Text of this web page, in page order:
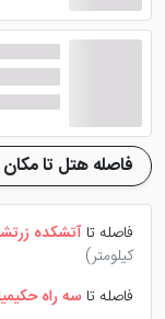
رستوران (سرو
کافی شاپ
سرویس،
حریق و ...
تاریخی خود
فاصله هتل تا
فاصله تا آتشکده
کیلومتر)
فاصله تا سه راه